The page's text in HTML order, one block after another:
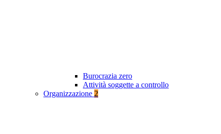
Burocrazia zero
Attività soggette a controllo
Organizzazione 2